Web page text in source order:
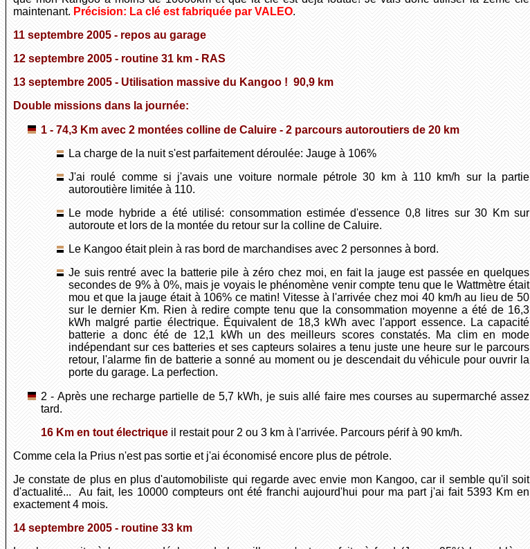
maintenant. Précision: La clé est fabriquée par VALEO.
11 septembre 2005 - repos au garage
12 septembre 2005 - routine 31 km - RAS
13 septembre 2005 - Utilisation massive du Kangoo ! 90,9 km
Double missions dans la journée:
1 - 74,3 Km avec 2 montées colline de Caluire - 2 parcours autoroutiers de 20 km
La charge de la nuit s'est parfaitement déroulée: Jauge à 106%
J'ai roulé comme si j'avais une voiture normale pétrole 30 km à 110 km/h sur la partie
autoroutière limitée à 110.
Le mode hybride a été utilisé: consommation estimée d'essence 0,8 litres sur 30 Km sur
autoroute et lors de la montée du retour sur la colline de Caluire.
Le Kangoo était plein à ras bord de marchandises avec 2 personnes à bord.
Je suis rentré avec la batterie pile à zéro chez moi, en fait la jauge est passée en quelques
secondes de 9% à 0%, mais je voyais le phénomène venir compte tenu que le Wattmètre était
mou et que la jauge était à 106% ce matin! Vitesse à l'arrivée chez moi 40 km/h au lieu de 50
sur le dernier Km. Rien à redire compte tenu que la consommation moyenne a été de 16,3
kWh malgré partie électrique. Équivalent de 18,3 kWh avec l'apport essence. La capacité
batterie a donc été de 12,1 kWh un des meilleurs scores constatés. Ma clim en mode
indépendant sur ces batteries et ses capteurs solaires a tenu juste une heure sur le parcours
retour, l'alarme fin de batterie a sonné au moment ou je descendait du véhicule pour ouvrir la
porte du garage. La perfection.
2 - Après une recharge partielle de 5,7 kWh, je suis allé faire mes courses au supermarché assez
tard.
16 Km en tout électrique il restait pour 2 ou 3 km à l'arrivée. Parcours périf à 90 km/h.
Comme cela la Prius n'est pas sortie et j'ai économisé encore plus de pétrole.
Je constate de plus en plus d'automobiliste qui regarde avec envie mon Kangoo, car il semble qu'il soit
d'actualité... Au fait, les 10000 compteurs ont été franchi aujourd'hui pour ma part j'ai fait 5393 Km en
exactement 4 mois.
14 septembre 2005 - routine 33 km